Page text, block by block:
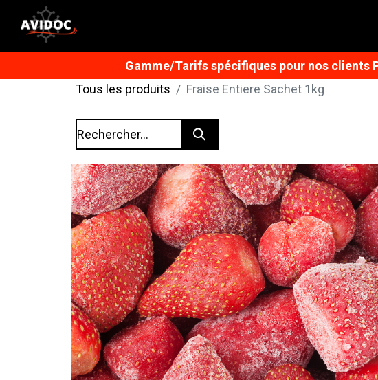
Gamme/Tarifs spécifiques pour nos
Tous les produits
Fraise Entiere Sachet 1kg